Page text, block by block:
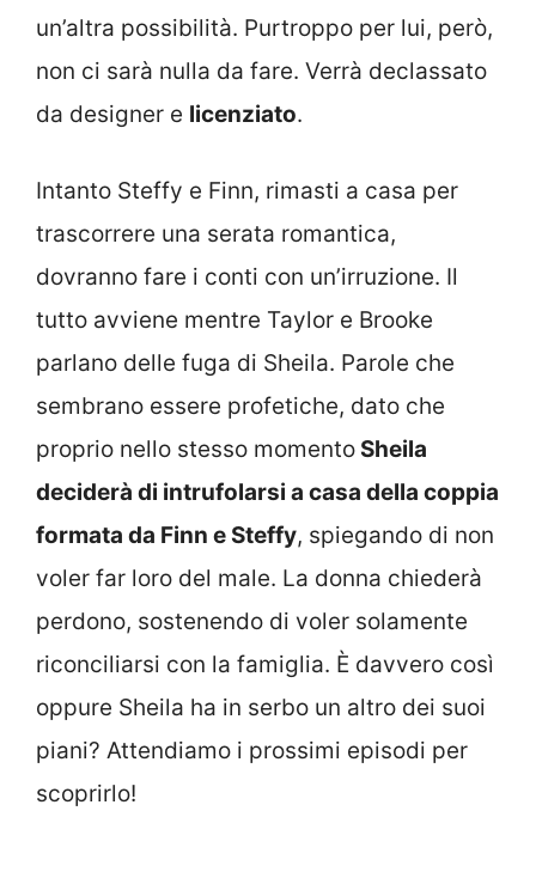
un’altra possibilità. Purtroppo per lui, però,
non ci sarà nulla da fare. Verrà declassato
da designer e licenziato.
Intanto Steffy e Finn, rimasti a casa per
trascorrere una serata romantica,
dovranno fare i conti con un’irruzione. Il
tutto avviene mentre Taylor e Brooke
parlano delle fuga di Sheila. Parole che
sembrano essere profetiche, dato che
proprio nello stesso momento Sheila
deciderà di intrufolarsi a casa della coppia
formata da Finn e Steffy, spiegando di non
voler far loro del male. La donna chiederà
perdono, sostenendo di voler solamente
riconciliarsi con la famiglia. È davvero così
oppure Sheila ha in serbo un altro dei suoi
piani? Attendiamo i prossimi episodi per
scoprirlo!